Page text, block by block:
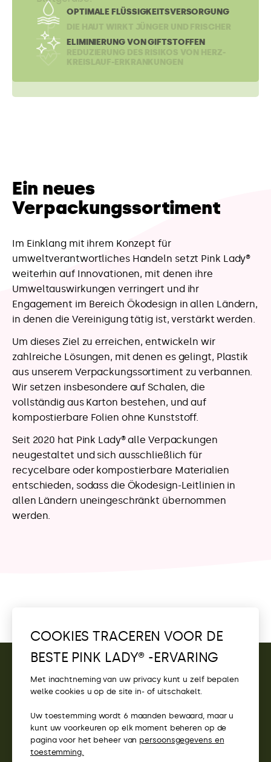
OPTIMALE FLÜSSIGKEITSVERSORGUNG
ELIMINIERUNG VON GIFTSTOFFEN
Ein neues
Verpackungssortiment
Im Einklang mit ihrem Konzept für
umweltverantwortliches Handeln setzt Pink Lady®
weiterhin auf Innovationen, mit denen ihre
Umweltauswirkungen verringert und ihr
Engagement im Bereich Ökodesign in allen Ländern,
in denen die Vereinigung tätig ist, verstärkt werden.
Um dieses Ziel zu erreichen, entwickeln wir
zahlreiche Lösungen, mit denen es gelingt, Plastik
aus unserem Verpackungssortiment zu verbannen.
Wir setzen insbesondere auf Schalen, die
vollständig aus Karton bestehen, und auf
kompostierbare Folien ohne Kunststoff.
Seit 2020 hat Pink Lady® alle Verpackungen
neugestaltet und sich ausschließlich für
recycelbare oder kompostierbare Materialien
entschieden, sodass die Ökodesign-Leitlinien in
allen Ländern uneingeschränkt übernommen
werden.
CONTACT
PINK LADY® WEBSITES
COOKIES TRACEREN VOOR DE
BESTE PINK LADY® -ERVARING
Met inachtneming van uw privacy kunt u zelf bepalen
welke cookies u op de site in- of uitschakelt.
Uw toestemming wordt 6 maanden bewaard, maar u
kunt uw voorkeuren op elk moment beheren op de
pagina voor het beheer van persoonsgegevens en
toestemming.